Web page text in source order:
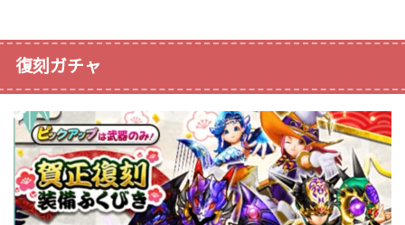
復刻ガチャ